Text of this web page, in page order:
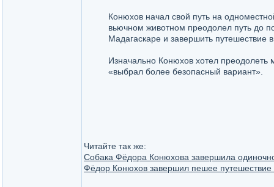
Конюхов начал свой путь на
вьючном животном преодолел путь до
Мадагаскаре и завершить путешествие
Изначально Конюхов хотел
«выбрал более безопасный вариант».
Читайте так же:
Собака Фёдора Конюхова завершила
Фёдор Конюхов завершил пешее путешествие